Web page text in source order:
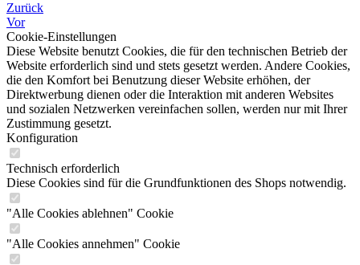
Zurück
Vor
Cookie-Einstellungen
Diese Website benutzt Cookies, die für den technischen Betrieb der
Website erforderlich sind und stets gesetzt werden. Andere Cookies,
die den Komfort bei Benutzung dieser Website erhöhen, der
Direktwerbung dienen oder die Interaktion mit anderen Websites
und sozialen Netzwerken vereinfachen sollen, werden nur mit Ihrer
Zustimmung gesetzt.
Konfiguration
Technisch erforderlich
Diese Cookies sind für die Grundfunktionen des Shops notwendig.
"Alle Cookies ablehnen" Cookie
"Alle Cookies annehmen" Cookie